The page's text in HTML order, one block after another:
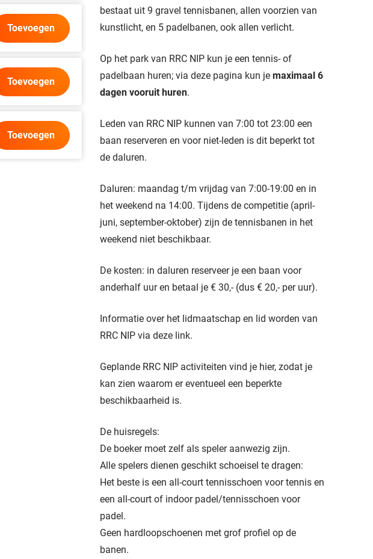
Toevoegen
Toevoegen
Toevoegen
bestaat uit 9 gravel tennisbanen, allen voorzien van
kunstlicht, en 5 padelbanen, ook allen verlicht.
Op het park van RRC NIP kun je een tennis- of
padelbaan huren; via deze pagina kun je maximaal 6
dagen vooruit huren.
Leden van RRC NIP kunnen van 7:00 tot 23:00 een
baan reserveren en voor niet-leden is dit beperkt tot
de daluren.
Daluren: maandag t/m vrijdag van 7:00-19:00 en in
het weekend na 14:00. Tijdens de competitie (april-
juni, september-oktober) zijn de tennisbanen in het
weekend niet beschikbaar.
De kosten: in daluren reserveer je een baan voor
anderhalf uur en betaal je € 30,- (dus € 20,- per uur).
Informatie over het lidmaatschap en lid worden van
RRC NIP via deze link.
Geplande RRC NIP activiteiten vind je hier, zodat je
kan zien waarom er eventueel een beperkte
beschikbaarheid is.
De huisregels:
De boeker moet zelf als speler aanwezig zijn.
Alle spelers dienen geschikt schoeisel te dragen:
Het beste is een all-court tennisschoen voor tennis en
een all-court of indoor padel/tennisschoen voor
padel.
Geen hardloopschoenen met grof profiel op de
banen.